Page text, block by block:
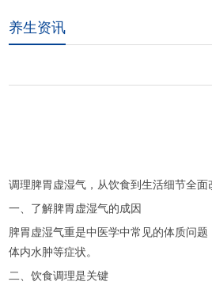
养生资讯
调理脾胃虚湿气，从饮食到生活细节全面
一、了解脾胃虚湿气的成因
脾胃虚湿气重是中医学中常见的体质问
体内水肿等症状。
二、饮食调理是关键